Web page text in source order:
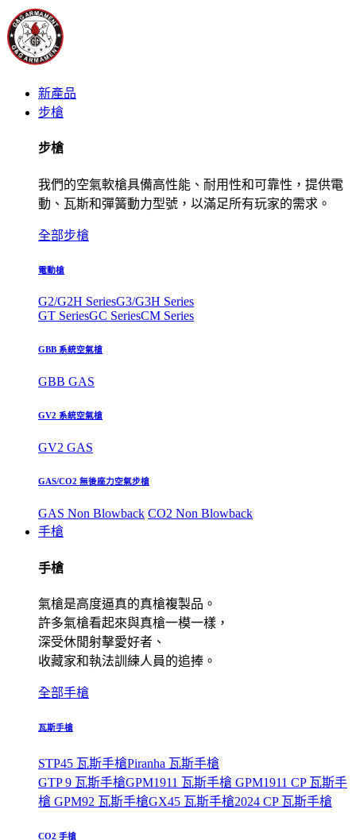
新產品
步槍
步槍
我們的空氣軟槍具備高性能、耐用性和可靠性，提供電
動、瓦斯和彈簧動力型號，以滿足所有玩家的需求。
全部步槍
電動槍
G2/G2H SeriesG3/G3H Series
GT SeriesGC SeriesCM Series
GBB 系統空氣槍
GBB GAS
GV2 系統空氣槍
GV2 GAS
GAS/CO2 無後座力空氣步槍
GAS Non Blowback CO2 Non Blowback
手槍
手槍
氣槍是高度逼真的真槍複製品。
許多氣槍看起來與真槍一模一樣，
深受休閒射擊愛好者、
收藏家和執法訓練人員的追捧。
全部手槍
瓦斯手槍
STP45 瓦斯手槍Piranha 瓦斯手槍
GTP 9 瓦斯手槍GPM1911 瓦斯手槍 GPM1911 CP 瓦斯手
槍 GPM92 瓦斯手槍GX45 瓦斯手槍2024 CP 瓦斯手槍
CO2 手槍